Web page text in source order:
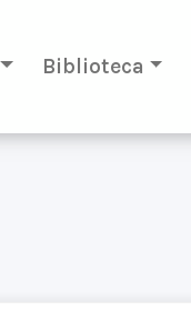
Biblioteca